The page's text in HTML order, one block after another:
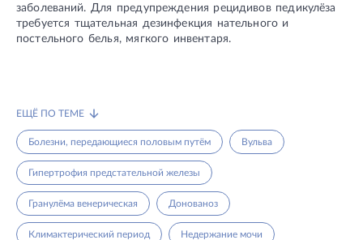
заболеваний. Для предупреждения рецидивов педикулёза
требуется тщательная дезинфекция нательного и
постельного белья, мягкого инвентаря.
ЕЩЁ ПО ТЕМЕ
Болезни, передающиеся половым путём Вульва
Гипертрофия предстательной железы
Гранулёма венерическая Донованоз
Климактерический период Недержание мочи